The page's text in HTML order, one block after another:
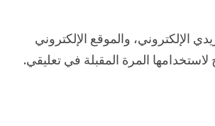
الإلكتروني، والموقع الإلكتروني
المرة المقبلة في تعليقي.